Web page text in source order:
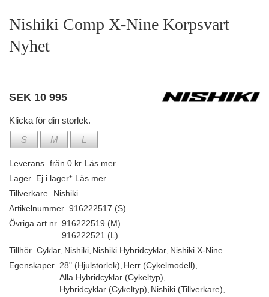
Nishiki Comp X-Nine Korpsvart
Nyhet
SEK 10 995
Klicka för din storlek.
S
M L
Leverans. från 0 kr Läs mer.
Lager. Ej i lager* Läs mer.
Tillverkare.
Nishiki
Artikelnummer. 916222517 (S)
Övriga art.nr. 916222519 (M)
916222521 (L)
Tillhör. Cyklar Nishiki Nishiki Hybridcyklar Nishiki X-Nine
Egenskaper. 28" (Hjulstorlek) Herr (Cykelmodell)
Alla Hybridcyklar (Cykeltyp)
Hybridcyklar (Cykeltyp) Nishiki (Tillverkare)